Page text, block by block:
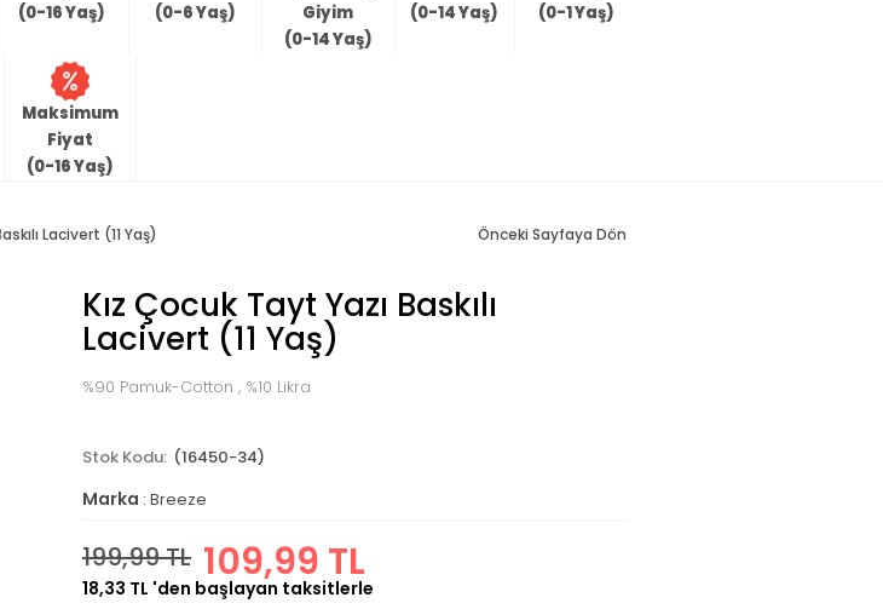
(0-16 Yaş)
(0-6 Yaş)
Giyim
(0-14 Yaş)
(0-14 Yaş)
(0-1 Yaş)
Maksimum
Fiyat
(0-16 Yaş)
Lacivert (11 Yaş) Önceki Sayfaya Dön
Kız Çocuk Tayt Yazı Baskılı
Lacivert (11 Yaş)
%90 Pamuk-Cotton , %10 Likra
(16450-34)
Marka : Breeze
199,99 TL 109,99 TL
18,33 TL 'den başlayan taksitlerle